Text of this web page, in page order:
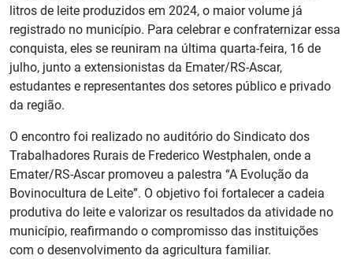
litros de leite produzidos em 2024, o maior volume já
registrado no município. Para celebrar e confraternizar essa
conquista, eles se reuniram na última quarta-feira, 16 de
julho, junto a extensionistas da Emater/RS-Ascar,
estudantes e representantes dos setores público e privado
da região.
O encontro foi realizado no auditório do Sindicato dos
Trabalhadores Rurais de Frederico Westphalen, onde a
Emater/RS-Ascar promoveu a palestra “A Evolução da
Bovinocultura de Leite”. O objetivo foi fortalecer a cadeia
produtiva do leite e valorizar os resultados da atividade no
município, reafirmando o compromisso das instituições
com o desenvolvimento da agricultura familiar.